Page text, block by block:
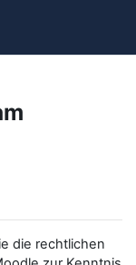
die rechtlichen